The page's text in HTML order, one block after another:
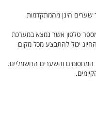
הינן מהמתקדמות
טלפון אשר נמצא במערכת
יכול להתבצע מכל מקום
והשערים החשמליים.